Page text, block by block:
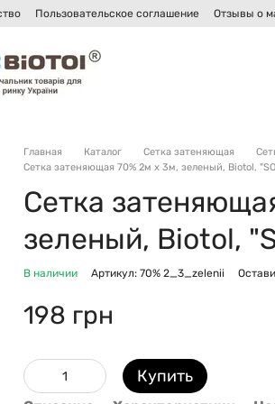
Пользовательское соглашение
Отзывы о
Главная Каталог Сетка затеняющая
Сетка затеняющая 70% 2м х 3м, зеленый, Biotol,
Сетка
зеленый, Biotol,
В наличии Артикул: 70% 2_3_zelenii
198 грн
Купить